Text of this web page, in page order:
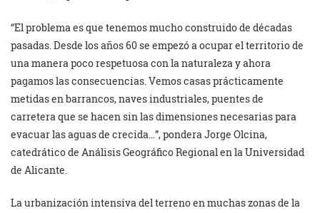
“El problema es que tenemos mucho construido de décadas
pasadas. Desde los años 60 se empezó a ocupar el territorio de
una manera poco respetuosa con la naturaleza y ahora
pagamos las consecuencias. Vemos casas prácticamente
metidas en barrancos, naves industriales, puentes de
carretera que se hacen sin las dimensiones necesarias para
evacuar las aguas de crecida…”, pondera Jorge Olcina,
catedrático de Análisis Geográfico Regional en la Universidad
de Alicante.
La urbanización intensiva del terreno en muchas zonas de la